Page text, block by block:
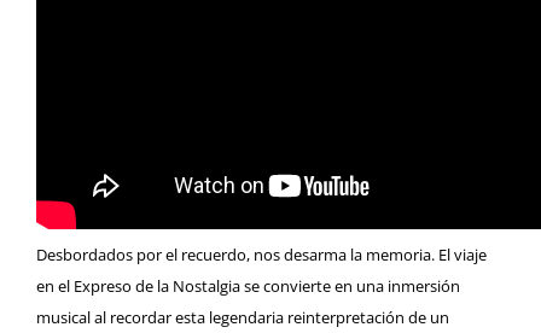
Desbordados por el recuerdo, nos desarma la memoria. El viaje
en el Expreso de la Nostalgia se convierte en una inmersión
musical al recordar esta legendaria reinterpretación de un